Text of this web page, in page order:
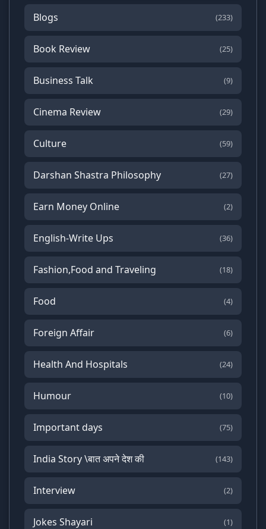
Blogs (233)
Book Review (25)
Business Talk (9)
Cinema Review (29)
Culture (59)
Darshan Shastra Philosophy (27)
Earn Money Online (2)
English-Write Ups (36)
Fashion,Food and Traveling (18)
Food (4)
Foreign Affair (6)
Health And Hospitals (24)
Humour (10)
Important days (75)
India Story \बात अपने देश की (143)
Interview (2)
Jokes Shayari (1)